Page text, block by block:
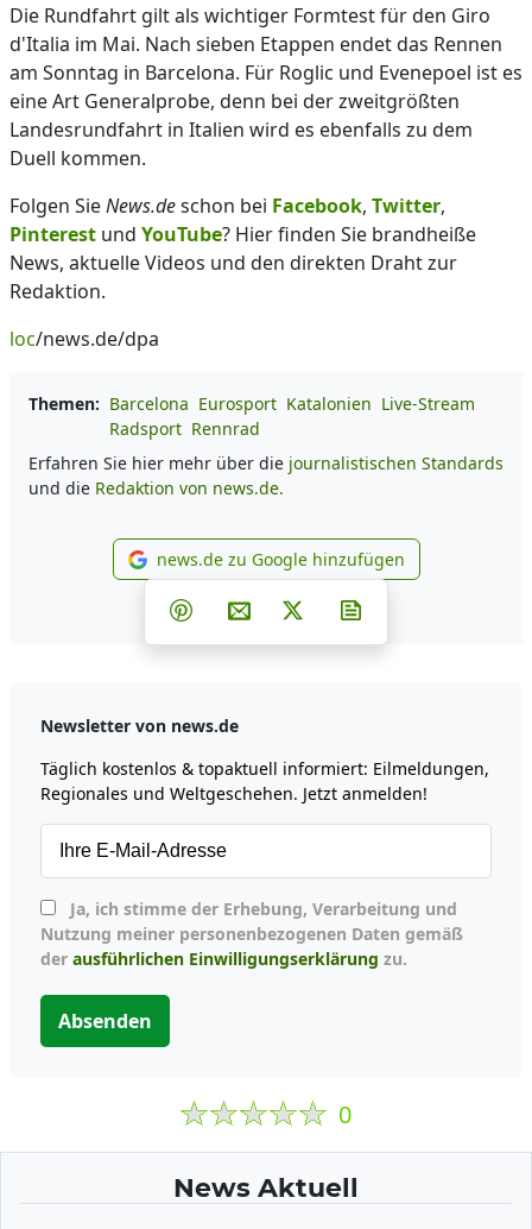
Die Rundfahrt gilt als wichtiger Formtest für den Giro
d'Italia im Mai. Nach sieben Etappen endet das Rennen
am Sonntag in Barcelona. Für Roglic und Evenepoel ist es
eine Art Generalprobe, denn bei der zweitgrößten
Landesrundfahrt in Italien wird es ebenfalls zu dem
Duell kommen.
Folgen SieNews.deschon bei Facebook, Twitter,
Pinterest und YouTube? Hier finden Sie brandheiße
News, aktuelle Videos und den direkten Draht zur
Redaktion.
loc/news.de/dpa
Themen: Barcelona Eurosport Katalonien Live-Stream
Radsport Rennrad
Erfahren Sie hier mehr über die journalistischen Standards
und die Redaktion von news.de.
news.de zu Google
news.de zu Google hinzufügen
Teilen auf Facebook
Teilen auf Whatsapp
Teilen auf Telegram
Teilen auf Pinterest
Per E-Mail teilen
Post auf X
Newsletter von news.de
Täglich kostenlos & topaktuell informiert: Eilmeldungen,
Regionales und Weltgeschehen. Jetzt anmelden!
Nutzung meiner personenbezogenen Daten gemäß
der ausführlichen Einwilligungserklärung zu.
Absenden
0
News Aktuell